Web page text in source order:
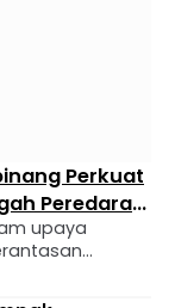
Perkuat
Peredaran
upaya
Narkoba
menggelar